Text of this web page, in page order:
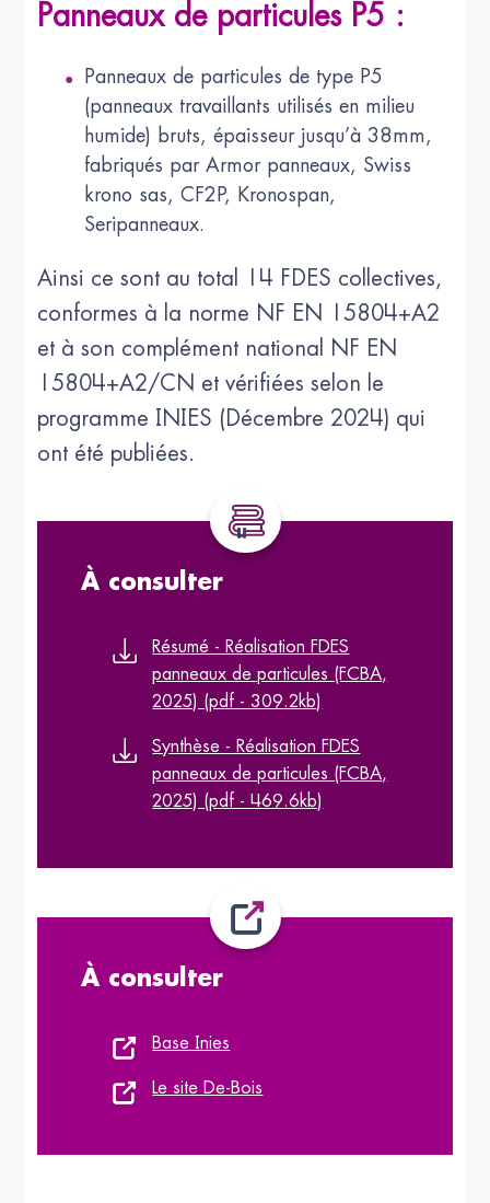
Panneaux de particules P5 :
Panneaux de particules de type P5
(panneaux travaillants utilisés en milieu
humide) bruts, épaisseur jusqu’à 38mm,
fabriqués par Armor panneaux, Swiss
krono sas, CF2P, Kronospan,
Seripanneaux.
Ainsi ce sont au total 14 FDES collectives,
conformes à la norme NF EN 15804+A2
et à son complément national NF EN
15804+A2/CN et vérifiées selon le
programme INIES (Décembre 2024) qui
ont été publiées.
À consulter
Résumé - Réalisation FDES
panneaux de particules (FCBA,
2025) (pdf - 309.2kb)
Synthèse - Réalisation FDES
panneaux de particules (FCBA,
2025) (pdf - 469.6kb)
À consulter
Base Inies
Le site De-Bois